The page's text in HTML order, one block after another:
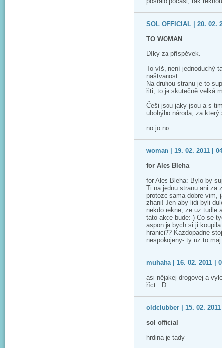
SOL OFFICIAL | 20. 02.
TO WOMAN
Díky za příspěvek.
To víš, není jednoduchý
naštvanost.
Na druhou stranu je to
řiti, to je skutečně velká
Češi jsou jaky jsou a s
ubohýho národa, za
no jo no...
woman | 19. 02. 2011 |
for Ales Bleha
for Ales Bleha: Bylo by
Ti na jednu stranu ani za
protoze sama dobre vim,
zhani! Jen aby lidi byli
nekdo rekne, ze uz tudle
tato akce bude:-) Co se
aspon ja bych si ji
hranici?? Kazdopadne
nespokojeny- ty uz to
muhaha | 16. 02. 2011 |
asi nějakej drogovej a
říct. :D
oldclubber | 15. 02. 2011
sol official
hrdina je tady